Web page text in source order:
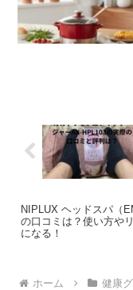
NIPLUX ヘッドスパ（
の口コミは？使い方や
になる！
ホーム 健康